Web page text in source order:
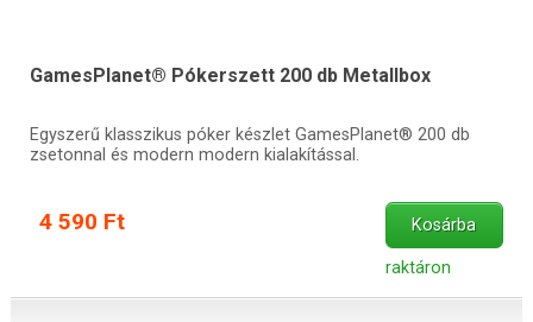
GamesPlanet® Pókerszett 200 db Metallbox
Egyszerű klasszikus póker készlet GamesPlanet® 200 db
zsetonnal és modern modern kialakítással.
4 590 Ft Kosárba
raktáron